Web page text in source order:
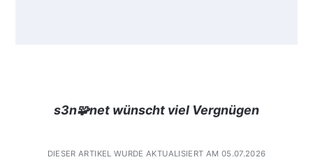
s3n🧩net wünscht viel Vergnügen
DIESER ARTIKEL WURDE AKTUALISIERT AM 05.07.2026